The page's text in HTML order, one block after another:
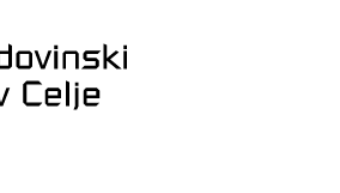
arhiv Celje –